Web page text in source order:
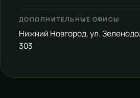
ДОПОЛНИТЕЛЬНЫЕ ОФИСЫ
Нижний Новгород, ул.
303